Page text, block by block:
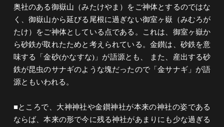
奥社のある御嶽山（みたけやま）をご神体とするのではな
く、御嶽山から延びる尾根に過ぎない御室ヶ嶽（みむろが
たけ）をご神体としている点である。これは、御室ヶ嶽か
ら砂鉄が取れたためと考えられている。金鑚は、砂鉄を意
味する「金砂(かなすな)」が語源とも、 また、産出する砂
鉄が昆虫のサナギのような塊だったので「金サナギ」が語
源ともいわれる。
■ところで、大神神社や金鑚神社が本来の神社の姿である
ならば、本来の形で今に残る神社があまりにも少な過ぎる